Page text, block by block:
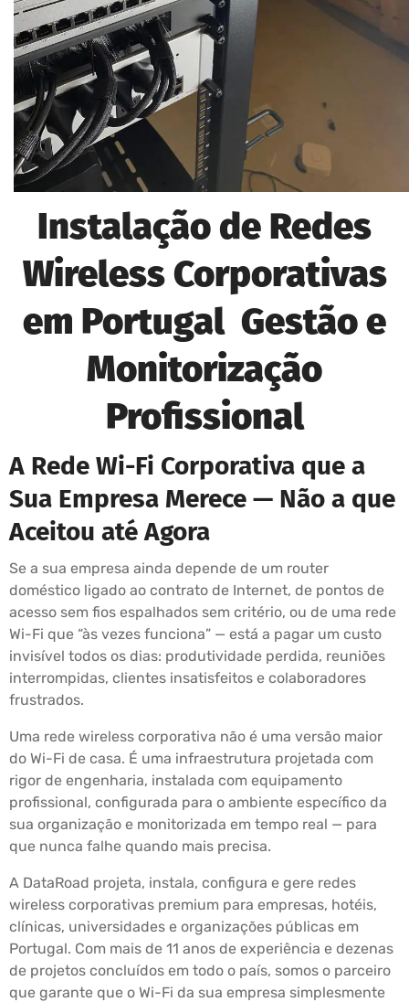
Instalação de Redes
Wireless Corporativas
em Portugal Gestão e
Monitorização
Profissional
A Rede Wi-Fi Corporativa que a
Sua Empresa Merece — Não a que
Aceitou até Agora
Se a sua empresa ainda depende de um router
doméstico ligado ao contrato de Internet, de pontos de
acesso sem fios espalhados sem critério, ou de uma rede
Wi-Fi que “às vezes funciona” — está a pagar um custo
invisível todos os dias: produtividade perdida, reuniões
interrompidas, clientes insatisfeitos e colaboradores
frustrados.
Uma rede wireless corporativa não é uma versão maior
do Wi-Fi de casa. É uma infraestrutura projetada com
rigor de engenharia, instalada com equipamento
profissional, configurada para o ambiente específico da
sua organização e monitorizada em tempo real — para
que nunca falhe quando mais precisa.
A DataRoad projeta, instala, configura e gere redes
wireless corporativas premium para empresas, hotéis,
clínicas, universidades e organizações públicas em
Portugal. Com mais de 11 anos de experiência e dezenas
de projetos concluídos em todo o país, somos o parceiro
que garante que o Wi-Fi da sua empresa simplesmente